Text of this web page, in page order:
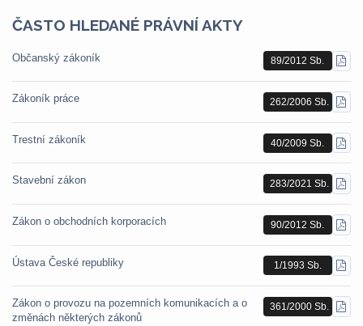
ČASTO HLEDANÉ PRÁVNÍ AKTY
Občanský zákoník 89/2012 Sb.
PDF
Zákoník práce 262/2006 Sb.
PDF
Trestní zákoník 40/2009 Sb.
PDF
Stavební zákon 283/2021 Sb.
PDF
Zákon o obchodních korporacích 90/2012 Sb.
PDF
Ústava České republiky 1/1993 Sb.
PDF
Zákon o provozu na pozemních komunikacích a o
změnách některých zákonů
361/2000 Sb.
PDF